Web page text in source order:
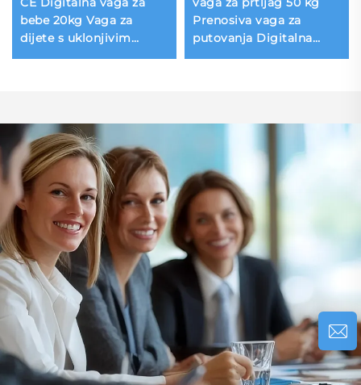
bebe 20kg Vaga za
dijete s uklonjivim
poslužavnikom
Prenosiva vaga za
putovanja Digitalna
rukavna vaga za prtljag